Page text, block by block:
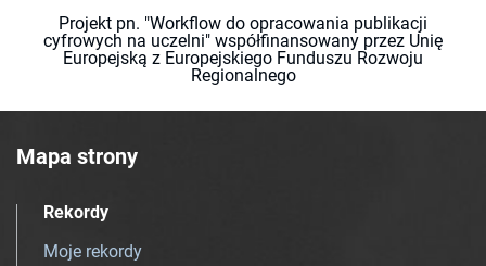
Projekt pn. "Workflow do opracowania publikacji
cyfrowych na uczelni" współfinansowany przez Unię
Europejską z Europejskiego Funduszu Rozwoju
Regionalnego
Mapa strony
Rekordy
Moje rekordy